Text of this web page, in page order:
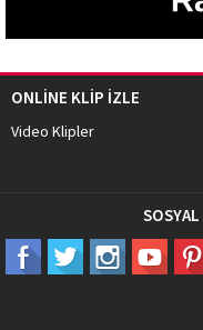
ONLİNE KLİP İZLE
Video Klipler